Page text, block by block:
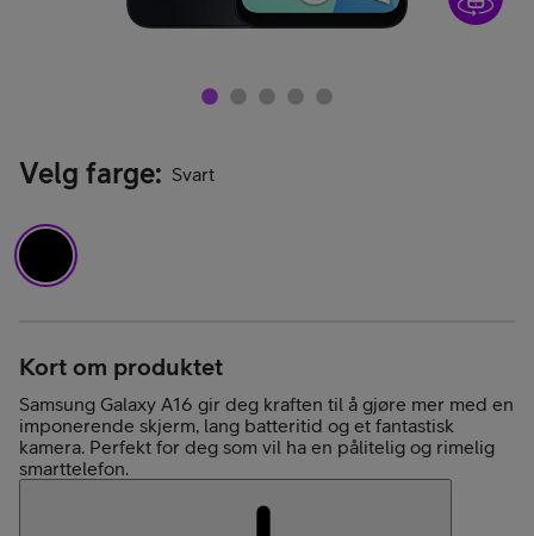
Velg farge: Svart
Kort om produktet
Samsung Galaxy A16 gir deg kraften til å gjøre mer med en
imponerende skjerm, lang batteritid og et fantastisk
kamera. Perfekt for deg som vil ha en pålitelig og rimelig
smarttelefon.